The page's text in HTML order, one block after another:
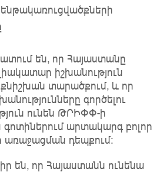
են, որ Հայաստանը
իշխանություն
տարածքում, և որ
գործելու
ունեն ԹՐԻՓՓ-ի
արտակարգ բոլոր
առաջացման դեպքում։
են, որ Հայաստանն ունենա